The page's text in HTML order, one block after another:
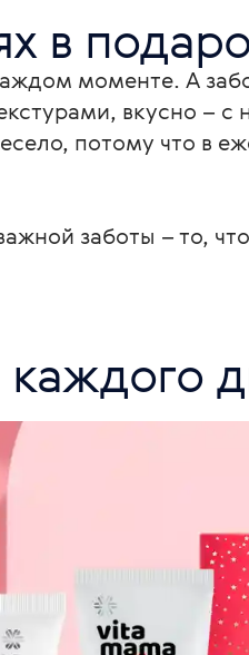
в
моменте. А
вкусно –
потому что в
заботы – то,